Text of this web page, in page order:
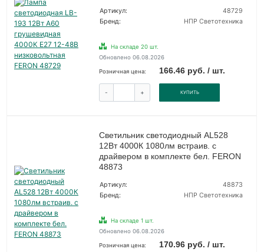
Артикул:
48729
Бренд:
НПР Светотехника
На складе 20 шт.
Обновлено 06.08.2026
Розничная цена: 166.46 руб. / шт.
- + КУПИТЬ
Светильник светодиодный AL528
12Вт 4000К 1080лм встраив. с
драйвером в комплекте бел. FERON
48873
Артикул:
48873
Бренд:
НПР Светотехника
На складе 1 шт.
Обновлено 06.08.2026
Розничная цена: 170.96 руб. / шт.